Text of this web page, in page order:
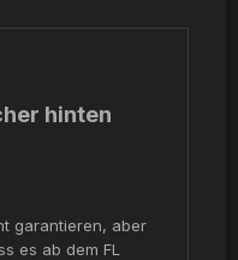
hinten
garantieren, aber
es ab dem FL